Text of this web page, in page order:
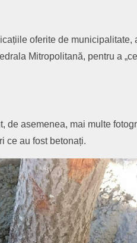
oferite de municipalitate,
Mitropolitană, pentru a
de asemenea, mai multe
ce au fost betonați.